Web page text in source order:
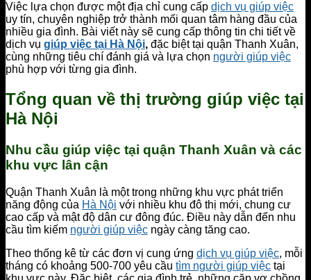
Việc lựa chọn được một địa chỉ cung cấp dịch vụ giúp việc
uy tín, chuyên nghiệp trở thành mối quan tâm hàng đầu của
nhiều gia đình. Bài viết này sẽ cung cấp thông tin chi tiết về
dịch vụ giúp việc tại Hà Nội, đặc biệt tại quận Thanh Xuân,
cùng những tiêu chí đánh giá và lựa chọn người giúp việc
phù hợp với từng gia đình.
Tổng quan về thị trường giúp việc tại
Hà Nội
Nhu cầu giúp việc tại quận Thanh Xuân và các
khu vực lân cận
Quận Thanh Xuân là một trong những khu vực phát triển
năng động của Hà Nội với nhiều khu đô thị mới, chung cư
cao cấp và mật độ dân cư đông đúc. Điều này dẫn đến nhu
cầu tìm kiếm người giúp việc ngày càng tăng cao.
Theo thống kê từ các đơn vị cung ứng dịch vụ giúp việc, mỗi
tháng có khoảng 500-700 yêu cầu tìm người giúp việc tại